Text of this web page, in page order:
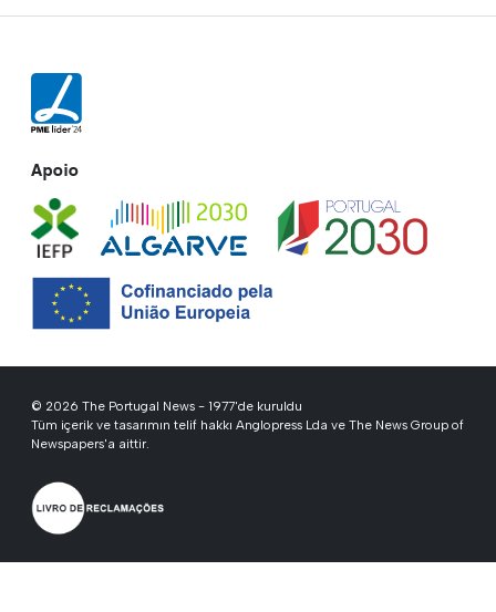
Apoio
© 2026 The Portugal News - 1977'de kuruldu
Tüm içerik ve tasarımın telif hakkı Anglopress Lda ve The News Group of
Newspapers'a aittir.